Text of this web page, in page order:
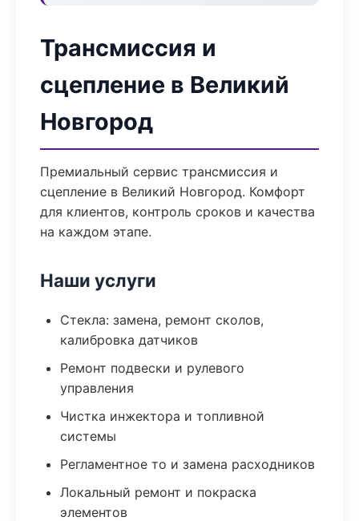
Трансмиссия и
сцепление в Великий
Новгород
Премиальный сервис трансмиссия и
сцепление в Великий Новгород. Комфорт
для клиентов, контроль сроков и качества
на каждом этапе.
Наши услуги
Стекла: замена, ремонт сколов,
калибровка датчиков
Ремонт подвески и рулевого
управления
Чистка инжектора и топливной
системы
Регламентное то и замена расходников
Локальный ремонт и покраска
элементов